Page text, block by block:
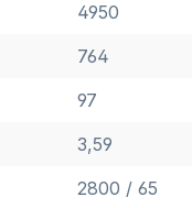
4950
764
97
3,59
2800 / 65